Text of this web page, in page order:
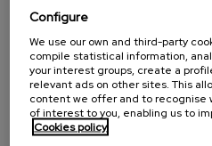
manifestaciones edadistas y
acción puestos en marcha
entornos sociosanitarios,
participación y ocio. El
promover una visión
vejez y del envejecimiento y
Configure
We use our own and third-party
compile statistical information,
your interest groups, create a
relevant ads on other sites. This
content we offer and to recognise
of interest to you, enabling us to
Cookies policy